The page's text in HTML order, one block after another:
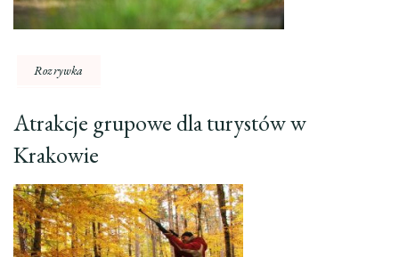
Rozrywka
Atrakcje grupowe dla turystów w
Krakowie